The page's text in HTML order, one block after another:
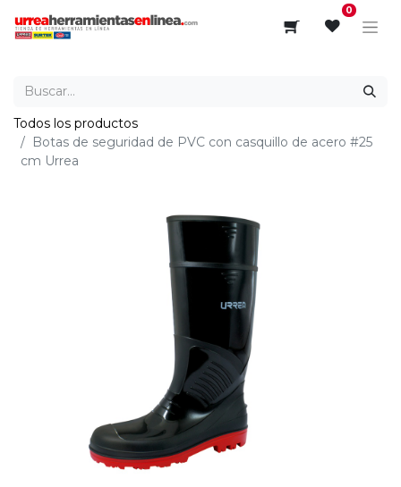
0
Todos los productos
Botas de seguridad de PVC con casquillo de acero #25
cm Urrea